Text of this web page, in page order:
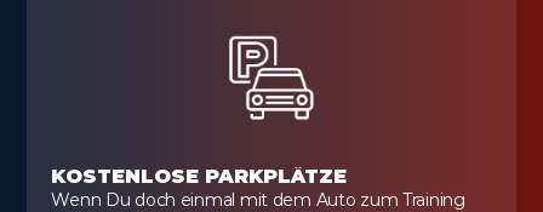
KOSTENLOSE PARKPLÄTZE
Wenn Du doch einmal mit dem Auto zum Training